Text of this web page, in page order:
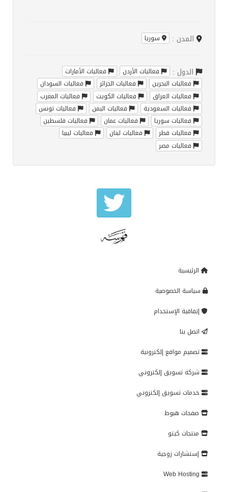
المدن : سوريا
الدول : فعاليات الأردن
فعاليات الأمارات
فعاليات البحرين
فعاليات الجزائر
فعاليات السودان
فعاليات العراق
فعاليات الكويت
فعاليات المغرب
فعاليات السعودية
فعاليات اليمن
فعاليات تونس
فعاليات سوريا
فعاليات عمان
فعاليات فلسطين
فعاليات قطر
فعاليات لبنان
فعاليات ليبيا
فعاليات مصر
الرئيسية
سياسة الخصوصية
إتفاقية الإستخدام
اتصل بنا
تصميم مواقع إلكترونية
شركة تسويق إلكتروني
خدمات تسويق إلكتروني
صفحات هبوط
منتجات كيتو
إستشارات زوجية